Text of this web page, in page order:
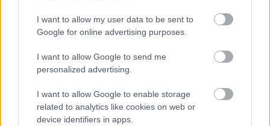
I want to allow my user data to be sent to
Google for online advertising purposes.
I want to allow Google to send me
personalized advertising.
I want to allow Google to enable storage
related to analytics like cookies on web or
device identifiers in apps.
binlerce yıl boyunca onu oluşturan muazzam
jeolojik süreçleri akla getirir. Kristal yapının kırıklı
yansıtarak parlaklık ve karanlığın dramatik bir
etkileşimini yaratır. Bu yakın perspektifte, mineralin
mikroskobik incelikleri cesur görsel ifadelere
dönüştürülür ve normalde bir kaya parçası olarak
görülebilecek bir şey, hem bilimsel hem de sanatsal